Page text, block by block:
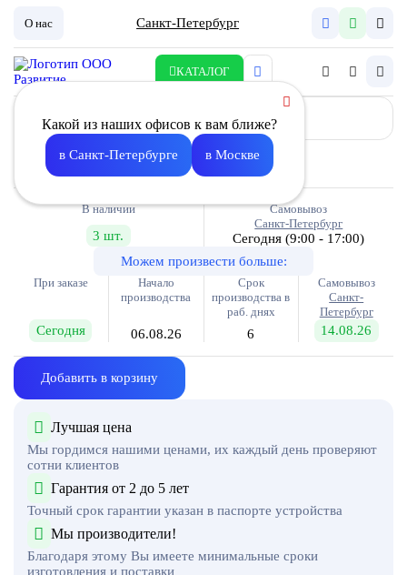
О нас Санкт-Петербург
КАТАЛОГ
Какой из наших офисов к вам ближе?
в Санкт-Петербурге в Москве
Вставка гибкая G- 100
760.00
В наличии
3 шт.
Самовывоз
Санкт-Петербург
Сегодня(9:00 - 17:00)
Можем произвести больше:
При заказе
Сегодня
Начало
производства
06.08.26
Срок
производства в
раб. днях
6
Самовывоз
Санкт-
Петербург
14.08.26
Добавить в корзину
Лучшая цена
Мы гордимся нашими ценами, их каждый день проверяют
сотни клиентов
Гарантия от 2 до 5 лет
Точный срок гарантии указан в паспорте устройства
Мы производители!
Благодаря этому Вы имеете минимальные сроки
изготовления и поставки